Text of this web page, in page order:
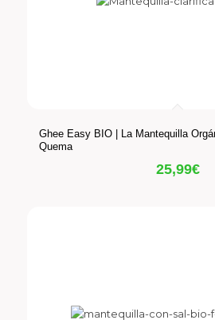
Ghee Easy BIO | La Mantequilla
Quema
25,99€